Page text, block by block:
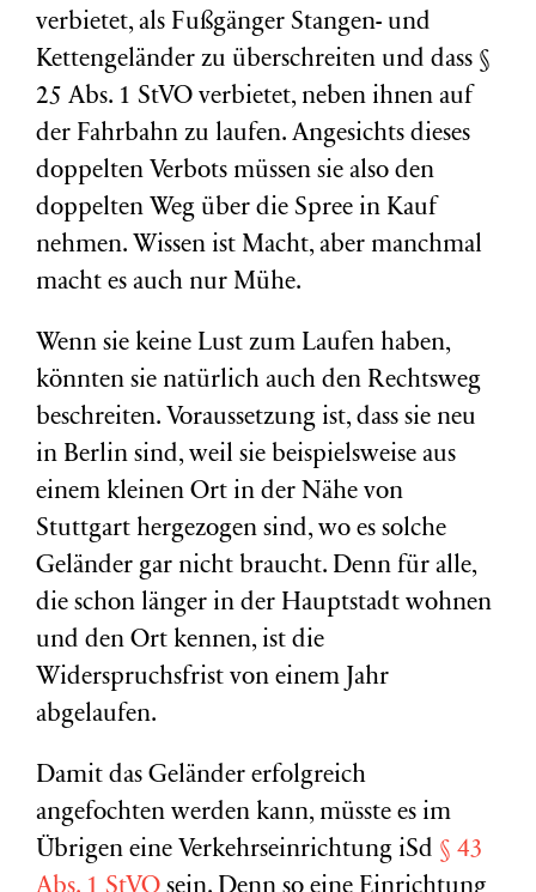
verbietet, als Fußgänger Stangen- und
Kettengeländer zu überschreiten und dass §
25 Abs. 1 StVO verbietet, neben ihnen auf
der Fahrbahn zu laufen. Angesichts dieses
doppelten Verbots müssen sie also den
doppelten Weg über die Spree in Kauf
nehmen. Wissen ist Macht, aber manchmal
macht es auch nur Mühe.
Wenn sie keine Lust zum Laufen haben,
könnten sie natürlich auch den Rechtsweg
beschreiten. Voraussetzung ist, dass sie neu
in Berlin sind, weil sie beispielsweise aus
einem kleinen Ort in der Nähe von
Stuttgart hergezogen sind, wo es solche
Geländer gar nicht braucht. Denn für alle,
die schon länger in der Hauptstadt wohnen
und den Ort kennen, ist die
Widerspruchsfrist von einem Jahr
abgelaufen.
Damit das Geländer erfolgreich
angefochten werden kann, müsste es im
Übrigen eine Verkehrseinrichtung iSd § 43